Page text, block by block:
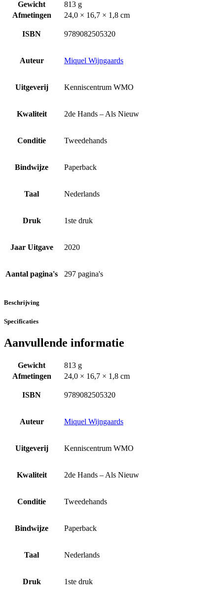
Gewicht
813 g
Afmetingen
24,0 × 16,7 × 1,8 cm
ISBN 9789082505320
Auteur Miquel Wijngaards
Uitgeverij Kenniscentrum WMO
Kwaliteit 2de Hands – Als Nieuw
Conditie Tweedehands
Bindwijze Paperback
Taal Nederlands
Druk 1ste druk
Jaar Uitgave 2020
Aantal pagina's 297 pagina's
Beschrijving
Specificaties
Aanvullende informatie
Gewicht
813 g
Afmetingen
24,0 × 16,7 × 1,8 cm
ISBN 9789082505320
Auteur Miquel Wijngaards
Uitgeverij Kenniscentrum WMO
Kwaliteit 2de Hands – Als Nieuw
Conditie Tweedehands
Bindwijze Paperback
Taal Nederlands
Druk 1ste druk